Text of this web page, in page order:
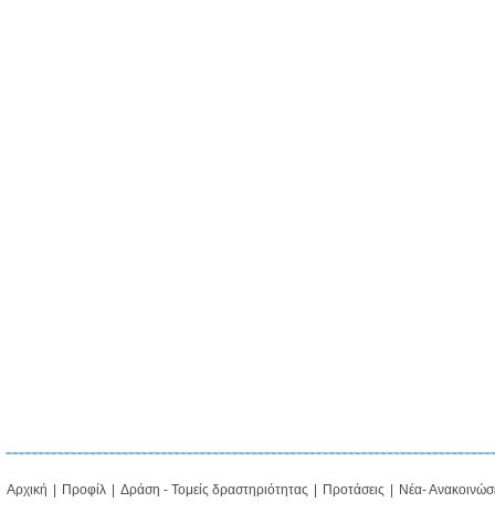
Αρχική Προφίλ Δράση - Τομείς δραστηριότητας Προτάσεις Νέα-